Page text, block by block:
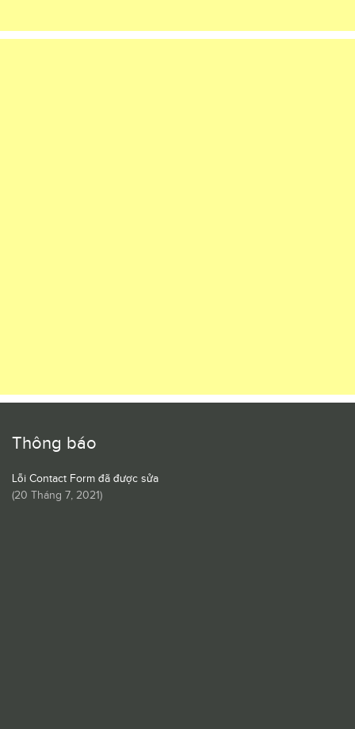
Thông báo
Lỗi Contact Form đã được sửa
(20 Tháng 7, 2021)